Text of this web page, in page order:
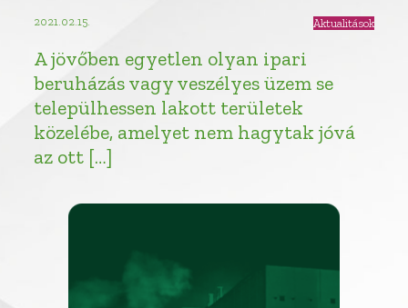
2021.02.15. Aktualitások
A jövőben egyetlen olyan ipari
beruházás vagy veszélyes üzem se
települhessen lakott területek
közelébe, amelyet nem hagytak jóvá
az ott […]